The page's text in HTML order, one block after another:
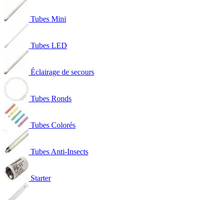
Tubes Mini
Tubes LED
Éclairage de secours
Tubes Ronds
Tubes Colorés
Tubes Anti-Insects
Starter